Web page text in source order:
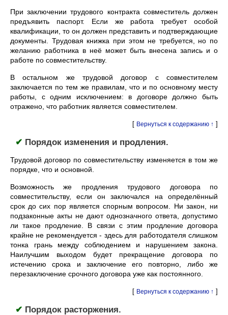
При заключении трудового контракта совместитель должен
предъявить паспорт. Если же работа требует особой
квалификации, то он должен представить и подтверждающие
документы. Трудовая книжка при этом не требуется, но по
желанию работника в неё может быть внесена запись и о
работе по совместительству.
В остальном же трудовой договор с совместителем
заключается по тем же правилам, что и по основному месту
работы, с одним исключением: в договоре должно быть
отражено, что работник является совместителем.
[ Вернуться к содержанию ↑ ]
✔ Порядок изменения и продления.
Трудовой договор по совместительству изменяется в том же
порядке, что и основной.
Возможность же продления трудового договора по
совместительству, если он заключался на определённый
срок до сих пор является спорным вопросом. Ни закон, ни
подзаконные акты не дают однозначного ответа, допустимо
ли такое продление. В связи с этим продление договора
крайне не рекомендуется - здесь для работодателя слишком
тонка грань между соблюдением и нарушением закона.
Наилучшим выходом будет прекращение договора по
истечению срока и заключение его повторно, либо же
перезаключение срочного договора уже как постоянного.
[ Вернуться к содержанию ↑ ]
✔ Порядок расторжения.